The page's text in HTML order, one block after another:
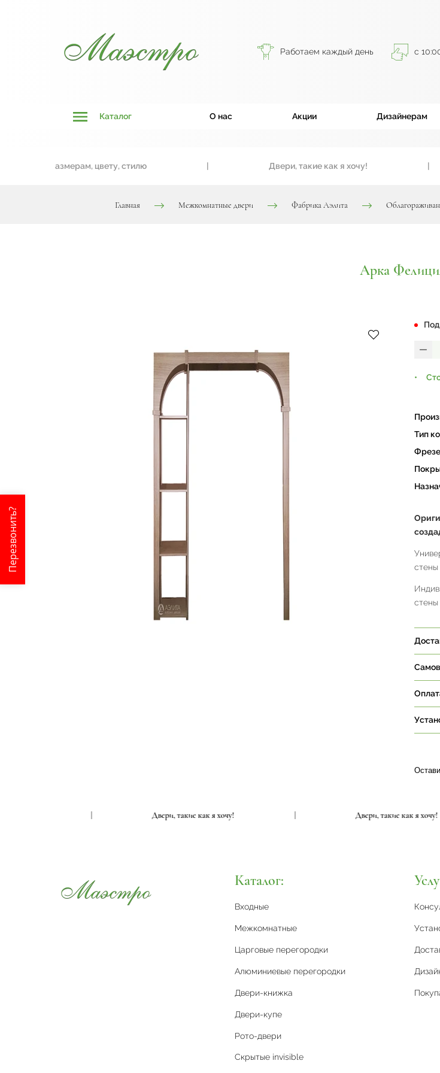
Работаем каждый день с
Каталог О нас Акции Дизайнерам
к размерам, цвету, стилю Двери, такие как я хочу!
Главная Межкомнатные двери Фабрика Аэлита
Арка
Тип
стены
Двери, такие как я хочу! Двери, такие как я
Каталог:
Входные
Межкомнатные
Царговые перегородки
Алюминиевые перегородки
Двери-книжка
Двери-купе
Рото-двери
Скрытые invisible
Перезвонить?